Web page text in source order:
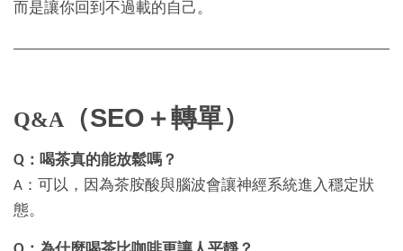
而是讓你回到不過載的自己。
Q&A（SEO＋轉單）
Q：喝茶真的能放鬆嗎？
A：可以，因為茶胺酸與腦波會讓神經系統進入穩定狀
態。